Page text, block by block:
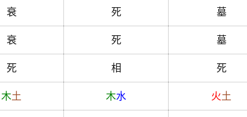
衰 死 墓
衰 死 墓
死 相 死
木土 木水 火土